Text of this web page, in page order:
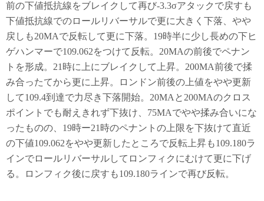
前の下値抵抗線をブレイクして再び-3.3σアタックで戻すも
下値抵抗線でのロールリバーサルで更に大きく下落、やや
戻しも20MAで反転して更に下落。19時半に少し長めの下ヒ
ゲハンマーで109.062をつけて反転。20MAの前後でペナン
トを形成。21時に上にブレイクして上昇。200MA前後で揉
み合ったてから更に上昇。ロンドン前後の上値をやや更新
して109.4到達で力尽き下落開始。20MAと200MAのクロス
ポイントでも耐えきれず下抜け、75MAでやや揉み合いにな
ったものの、19時ー21時のペナントの上限を下抜けて直近
の下値109.062をやや更新したところで反転上昇も109.180ラ
インでロールリバーサルしてロンフィクにむけて更に下げ
る。ロンフィク後に戻すも109.180ラインで再び反転。